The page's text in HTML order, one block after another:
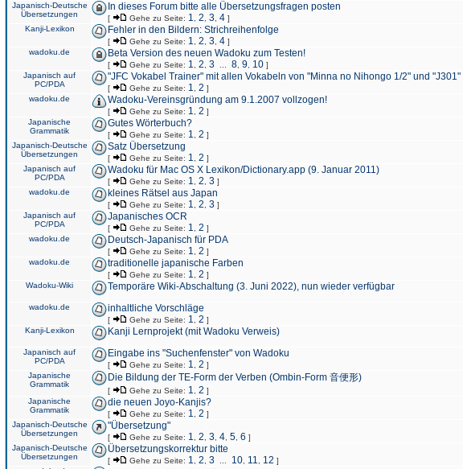
Japanisch-Deutsche
Übersetzungen
In dieses Forum bitte alle Übersetzungsfragen posten
[ Gehe zu Seite: 1 2 3 4 ]
Kanji-Lexikon Fehler in den Bildern: Strichreihenfolge
[ Gehe zu Seite: 1 2 3 4 ]
wadoku.de Beta Version des neuen Wadoku zum Testen!
[ Gehe zu Seite: 1 2 3 8 9 10 ]
Japanisch auf
PC/PDA
"JFC Vokabel Trainer" mit allen Vokabeln von "Minna no Nihongo 1/2" und "J301"
[ Gehe zu Seite: 1 2 ]
wadoku.de Wadoku-Vereinsgründung am 9.1.2007 vollzogen!
[ Gehe zu Seite: 1 2 ]
Japanische
Grammatik
Gutes Wörterbuch?
[ Gehe zu Seite: 1 2 ]
Japanisch-Deutsche
Übersetzungen
Satz Übersetzung
[ Gehe zu Seite: 1 2 ]
Japanisch auf
PC/PDA
Wadoku für Mac OS X Lexikon/Dictionary.app (9. Januar 2011)
[ Gehe zu Seite: 1 2 3 ]
wadoku.de kleines Rätsel aus Japan
[ Gehe zu Seite: 1 2 3 ]
Japanisch auf
PC/PDA
Japanisches OCR
[ Gehe zu Seite: 1 2 ]
wadoku.de Deutsch-Japanisch für PDA
[ Gehe zu Seite: 1 2 ]
wadoku.de traditionelle japanische Farben
[ Gehe zu Seite: 1 2 ]
Wadoku-Wiki Temporäre Wiki-Abschaltung (3. Juni 2022), nun wieder verfügbar
wadoku.de inhaltliche Vorschläge
[ Gehe zu Seite: 1 2 ]
Kanji-Lexikon Kanji Lernprojekt (mit Wadoku Verweis)
Japanisch auf
PC/PDA
Eingabe ins "Suchenfenster" von Wadoku
[ Gehe zu Seite: 1 2 ]
Japanische
Grammatik
Die Bildung der TE-Form der Verben (Ombin-Form 音便形)
[ Gehe zu Seite: 1 2 ]
Japanische
Grammatik
die neuen Joyo-Kanjis?
[ Gehe zu Seite: 1 2 ]
Japanisch-Deutsche
Übersetzungen
"Übersetzung"
[ Gehe zu Seite: 1 2 3 4 5 6 ]
Japanisch-Deutsche
Übersetzungen
Übersetzungskorrektur bitte
[ Gehe zu Seite: 1 2 3 10 11 12 ]